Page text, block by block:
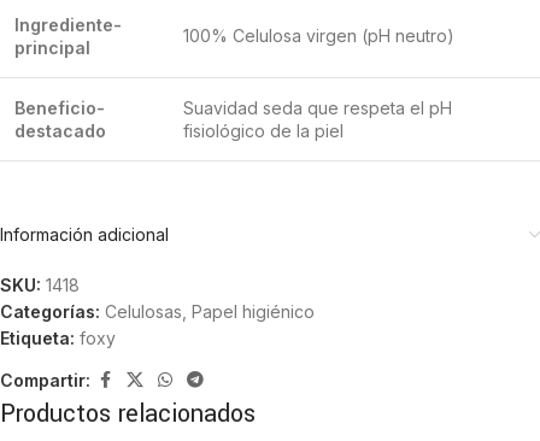
Ingrediente-
principal
100% Celulosa virgen (pH neutro)
Beneficio-
destacado
Suavidad seda que respeta el pH
fisiológico de la piel
Información adicional
SKU: 1418
Categorías: Celulosas Papel higiénico
Etiqueta: foxy
Compartir:
Productos relacionados